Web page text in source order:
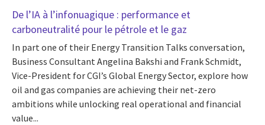
De l’IA à l’infonuagique : performance et
carboneutralité pour le pétrole et le gaz
In part one of their Energy Transition Talks conversation,
Business Consultant Angelina Bakshi and Frank Schmidt,
Vice-President for CGI’s Global Energy Sector, explore how
oil and gas companies are achieving their net-zero
ambitions while unlocking real operational and financial
value...